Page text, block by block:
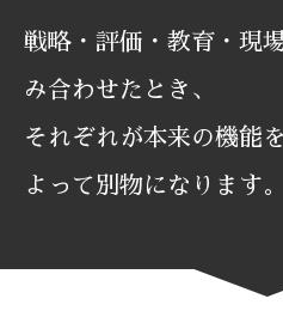
戦略・評価・教育・現
み合わせたとき、
それぞれが本来の機能
よって別物になります。